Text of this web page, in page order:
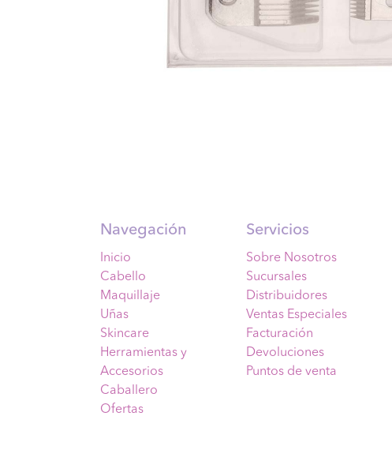
Navegación
Inicio
Cabello
Maquillaje
Uñas
Skincare
Herramientas y
Accesorios
Caballero
Ofertas
Servicios
Sobre Nosotros
Sucursales
Distribuidores
Ventas Especiales
Facturación
Devoluciones
Puntos de venta